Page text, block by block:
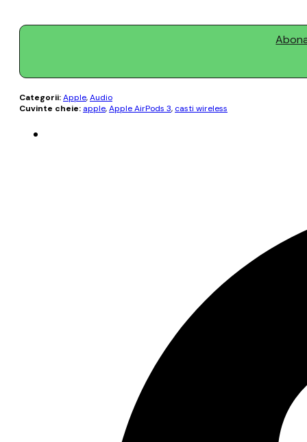
Categorii:Apple,Audio
Cuvinte cheie: apple,Apple AirPods 3, casti wireless